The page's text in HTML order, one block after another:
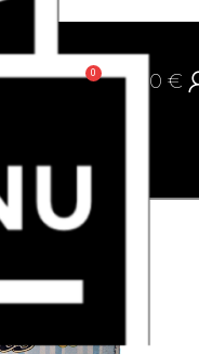
0 0,00 €